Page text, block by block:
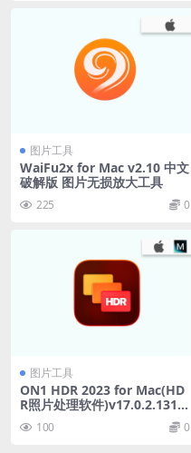
图片工具
WaiFu2x for Mac v2.10 中文
破解版 图片无损放大工具
225 0
图片工具
ON1 HDR 2023 for Mac(HD
R照片处理软件)v17.0.2.1310
2激活版
100 0